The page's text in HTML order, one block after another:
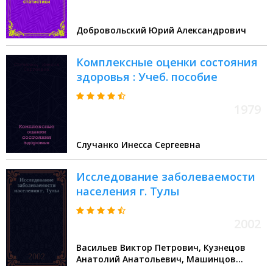
Добровольский Юрий Александрович
Комплексные оценки состояния
здоровья : Учеб. пособие
Случанко Инесса Сергеевна
Исследование заболеваемости
населения г. Тулы
Васильев Виктор Петрович, Кузнецов
Анатолий Анатольевич, Машинцов